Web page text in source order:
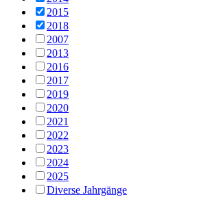
2015
2018
2007
2013
2016
2017
2019
2020
2021
2022
2023
2024
2025
Diverse Jahrgänge